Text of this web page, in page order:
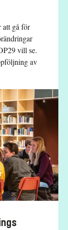
att gå för
vill se.
av